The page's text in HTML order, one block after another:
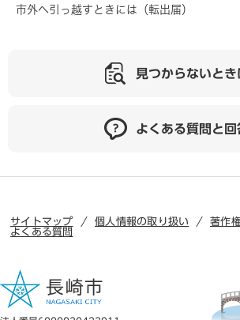
市外へ引っ越すときには（転出届）
見つからないとき
よくある質問と回
サイトマップ 個人情報の取り扱い
著作
よくある質問